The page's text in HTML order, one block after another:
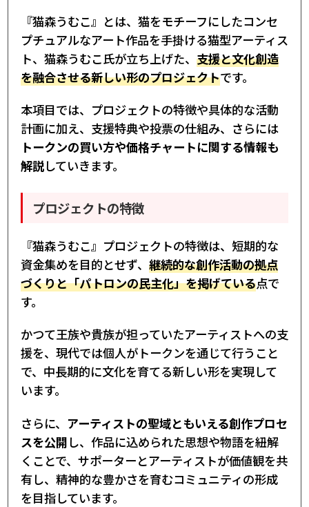
『猫森うむこ』とは、猫をモチーフにしたコンセ
プチュアルなアート作品を手掛ける猫型アーティス
ト、猫森うむこ氏が立ち上げた、 支援と文化創造
を融合させる新しい形のプロジェクトです。
本項目では、プロジェクトの特徴や具体的な活動
計画に加え、支援特典や投票の仕組み、さらには
トークンの買い方や価格チャートに関する情報も
解説していきます。
プロジェクトの特徴
『猫森うむこ』プロジェクトの特徴は、短期的な
資金集めを目的とせず、 継続的な創作活動の拠点
づくりと「パトロンの民主化」を掲げている点で
す。
かつて王族や貴族が担っていたアーティストへの支
援を、現代では個人がトークンを通じて行うこと
で、中長期的に文化を育てる新しい形を実現して
います。
さらに、 アーティストの聖域ともいえる創作プロセ
スを公開 し、作品に込められた思想や物語を紐解
くことで、サポーターとアーティストが価値観を共
有し、精神的な豊かさを育むコミュニティの形成
を目指しています。